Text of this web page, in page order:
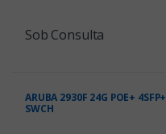
Sob Consulta
ARUBA 2930F 24G POE+ 4SFP+
SWCH